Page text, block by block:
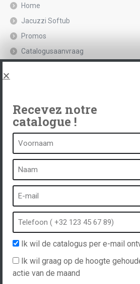
Home
Jacuzzi Softub
Promos
Catalogusaanvraag
Een kuuroord is...
Wat is een kuuroord?
Bubbelbad
Buiten spa
Spa in de winter
Ingebouwde spa
Spa en hydrotherapie
Recevez notre
catalogue !
Ik wil de catalogus per e-mail
Ik wil graag op de hoogte
actie van de maand